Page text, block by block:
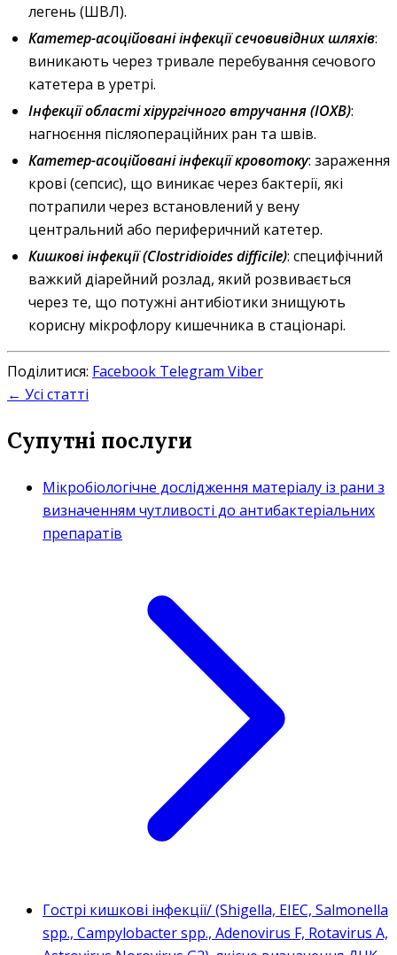
легень (ШВЛ).
Катетер-асоційовані інфекції сечовивідних шляхів:
виникають через тривале перебування сечового
катетера в уретрі.
Інфекції області хірургічного втручання (ІОХВ):
нагноєння післяопераційних ран та швів.
Катетер-асоційовані інфекції кровотоку: зараження
крові (сепсис), що виникає через бактерії, які
потрапили через встановлений у вену
центральний або периферичний катетер.
Кишкові інфекції (Clostridioides difficile): специфічний
важкий діарейний розлад, який розвивається
через те, що потужні антибіотики знищують
корисну мікрофлору кишечника в стаціонарі.
Поділитися: Facebook Telegram Viber
← Усі статті
Супутні послуги
Мікробіологічне дослідження матеріалу із рани з
визначенням чутливості до антибактеріальних
препаратів
Гострі кишкові інфекції/ (Shigella, ЕIEC, Salmonella
spp., Campylobacter spp., Adenovirus F, Rotavirus A,